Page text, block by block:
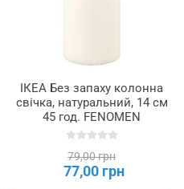
ІКЕА Без запаху колонна
свічка, натуральний, 14 см
45 год. FENOMEN
ФЕНОМЕН, 205.284.11
79,00 грн
77,00 грн